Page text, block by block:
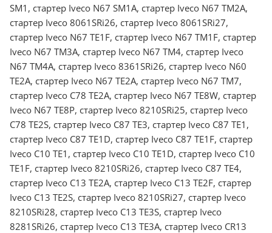
SM1, стартер Iveco N67 SM1A, стартер Iveco N67 TM2A,
стартер Iveco 8061SRi26, стартер Iveco 8061SRi27,
стартер Iveco N67 TE1F, стартер Iveco N67 TM1F, стартер
Iveco N67 TM3A, стартер Iveco N67 TM4, стартер Iveco
N67 TM4A, стартер Iveco 8361SRi26, стартер Iveco N60
TE2A, стартер Iveco N67 TE2A, стартер Iveco N67 TM7,
стартер Iveco C78 TE2A, стартер Iveco N67 TE8W, стартер
Iveco N67 TE8P, стартер Iveco 8210SRi25, стартер Iveco
C78 TE2S, стартер Iveco C87 TE3, стартер Iveco C87 TE1,
стартер Iveco C87 TE1D, стартер Iveco C87 TE1F, стартер
Iveco C10 TE1, стартер Iveco C10 TE1D, стартер Iveco C10
TE1F, стартер Iveco 8210SRi26, стартер Iveco C87 TE4,
стартер Iveco C13 TE2A, стартер Iveco C13 TE2F, стартер
Iveco C13 TE2S, стартер Iveco 8210SRi27, стартер Iveco
8210SRi28, стартер Iveco C13 TE3S, стартер Iveco
8281SRi26, стартер Iveco C13 TE3A, стартер Iveco CR13